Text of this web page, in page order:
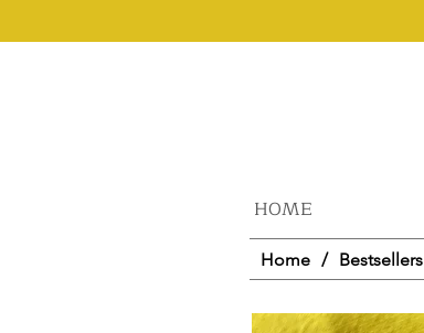
HOME
Home / Bestsellers